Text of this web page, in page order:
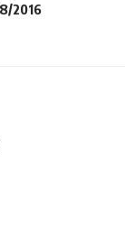
2016